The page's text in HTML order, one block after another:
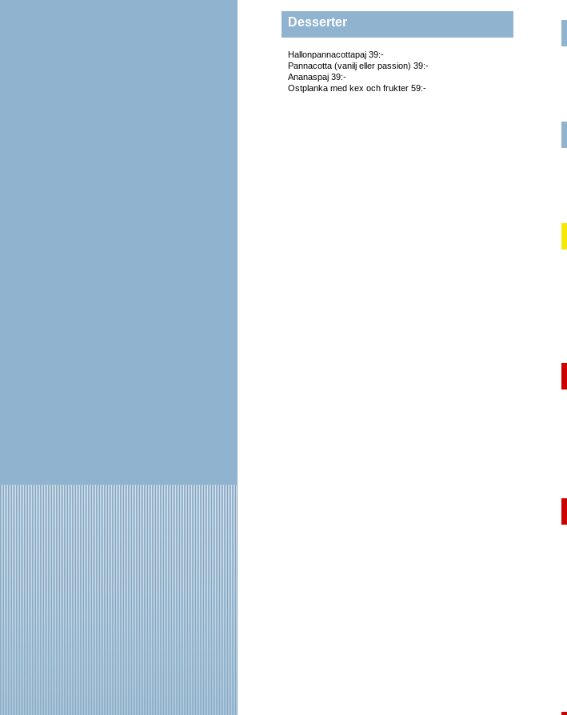
Desserter
Hallonpannacottapaj 39:-
Pannacotta (vanilj eller passion) 39:-
Ananaspaj 39:-
Ostplanka med kex och frukter 59:-